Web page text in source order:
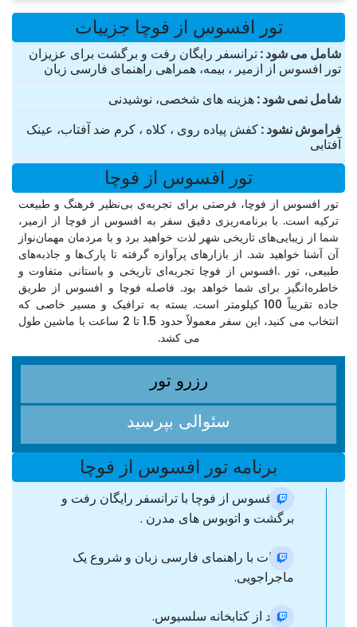
تور افسوس از فوچا جزییات
شامل می شود ترانسفر رایگان رفت و برگشت برای عزیزان
تور افسوس از ازمیر ، بیمه، همراهی راهنمای فارسی زبان
شامل نمی شود هزینه های شخصی، نوشیدنی
فراموش نشود کفش پیاده روی ، کلاه ، کرم ضد آفتاب، عینک
آفتابی
تور افسوس از فوچا
تور افسوس از فوچا، فرصتی برای تجربه‌ی بی‌نظیر فرهنگ و طبیعت
ترکیه است. با برنامه‌ریزی دقیق سفر به افسوس از فوچا از ازمیر،
شما از زیبایی‌های تاریخی شهر لذت خواهید برد و با مردمان مهمان‌نواز
آن آشنا خواهید شد. از بازارهای پرآوازه گرفته تا پارک‌ها و جاذبه‌های
طبیعی، تور .افسوس از فوچا تجربه‌ای تاریخی و باستانی متفاوت و
خاطره‌انگیز برای شما خواهد بود. فاصله فوچا و افسوس از طریق
جاده تقریباً 100 کیلومتر است. بسته به ترافیک و مسیر خاصی که
انتخاب می کنید، این سفر معمولاً حدود 1.5 تا 2 ساعت با ماشین طول
می کشد.
رزرو تور
سئوالی بپرسید
برنامه تور افسوس از فوچا
تور افسوس از فوچا با ترانسفر رایگان رفت و
برگشت و اتوبوس های مدرن .
ملاقات با راهنمای فارسی زبان و شروع یک
ماجراجویی.
بازدید از کتابخانه سلسیوس.